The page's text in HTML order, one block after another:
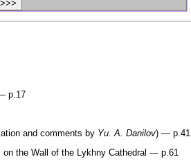
p.17
and comments by Yu. A. Danilov) — p.41
the Wall of the Lykhny Cathedral — p.61